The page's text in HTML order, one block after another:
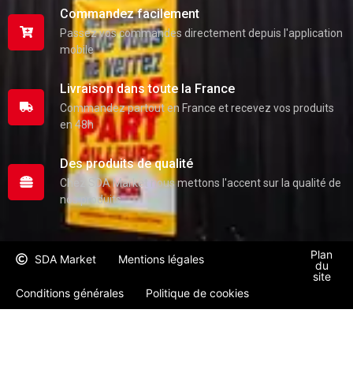
Commandez facilement
Passez vos commandes directement depuis l'application
mobile
Livraison dans toute la France
Commandez partout en France et recevez vos produits
en 48h
Des produits de qualité
Chez SDA Market nous mettons l'accent sur la qualité de
nos produits
SDA Market Mentions légales
Conditions générales Politique de cookies
Plan
du
site